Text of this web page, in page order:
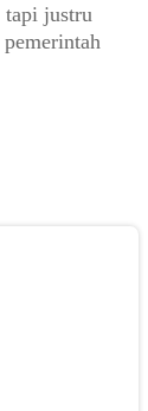
tapi justru